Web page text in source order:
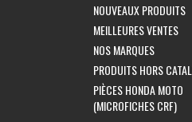
NOUVEAUX PRODUITS
MEILLEURES VENTES
NOS MARQUES
PRODUITS HORS
PIÈCES HONDA MOTO
(MICROFICHES CRF)